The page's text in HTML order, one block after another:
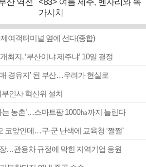
산 역전
<83> 여름 제주, 벤자리와 독
가시치
여객터미널 옆에 선다(종합)
최지, ‘부산이냐 제주냐’ 10일 결정
경유지’ 된 부산…우려가 현실로
인사 혁신위 설치
는 농촌’…스마트팜 1000㏊까지 늘린다
코앞인데…구·군 난색에 교육청 ‘쩔쩔’
…관용차 규정에 막힌 지역기업 응원